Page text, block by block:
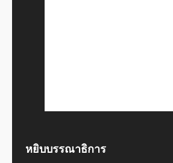
หยิบบรรณาธิการ